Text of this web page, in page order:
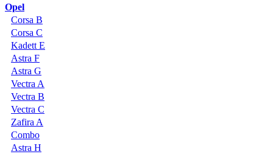
Opel
Corsa B
Corsa C
Kadett E
Astra F
Astra G
Vectra A
Vectra B
Vectra C
Zafira A
Combo
Astra H